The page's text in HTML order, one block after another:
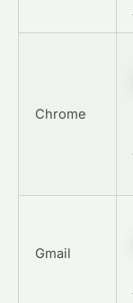
Chrome
Gmail